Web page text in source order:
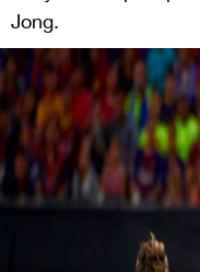
Jong.